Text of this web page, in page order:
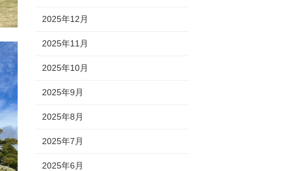
2025年12月
2025年11月
2025年10月
2025年9月
2025年8月
2025年7月
2025年6月